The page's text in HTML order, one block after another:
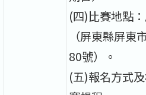
(四)比賽地點
（屏東縣屏東
80號）。
(五)報名方式